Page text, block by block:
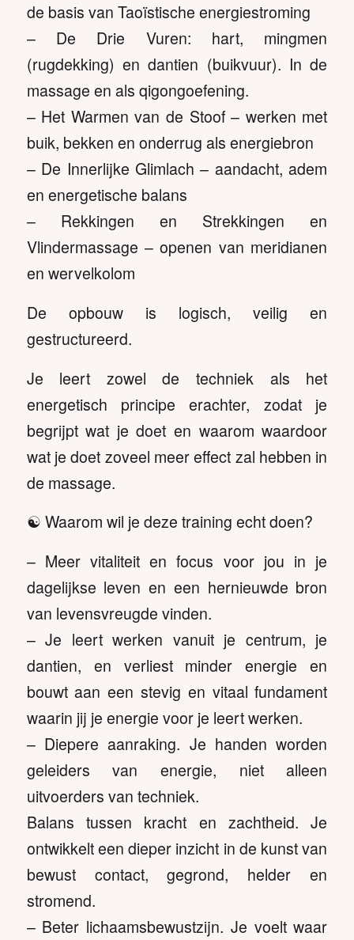
de basis van Taoïstische energiestroming
– De Drie Vuren: hart, mingmen
(rugdekking) en dantien (buikvuur). In de
massage en als qigongoefening.
– Het Warmen van de Stoof – werken met
buik, bekken en onderrug als energiebron
– De Innerlijke Glimlach – aandacht, adem
en energetische balans
– Rekkingen en Strekkingen en
Vlindermassage – openen van meridianen
en wervelkolom
De opbouw is logisch, veilig en
gestructureerd.
Je leert zowel de techniek als het
energetisch principe erachter, zodat je
begrijpt wat je doet en waarom waardoor
wat je doet zoveel meer effect zal hebben in
de massage.
☯️ Waarom wil je deze training echt doen?
– Meer vitaliteit en focus voor jou in je
dagelijkse leven en een hernieuwde bron
van levensvreugde vinden.
– Je leert werken vanuit je centrum, je
dantien, en verliest minder energie en
bouwt aan een stevig en vitaal fundament
waarin jij je energie voor je leert werken.
– Diepere aanraking. Je handen worden
geleiders van energie, niet alleen
uitvoerders van techniek.
Balans tussen kracht en zachtheid. Je
ontwikkelt een dieper inzicht in de kunst van
bewust contact, gegrond, helder en
stromend.
– Beter lichaamsbewustzijn. Je voelt waar